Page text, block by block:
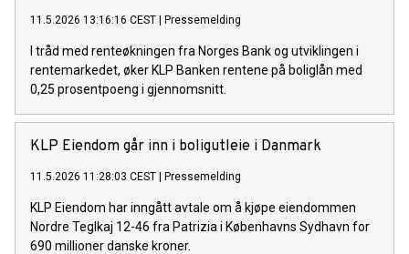
11.5.2026 13:16:16 CEST Pressemelding
I tråd med renteøkningen fra Norges Bank og utviklingen i
rentemarkedet, øker KLP Banken rentene på boliglån med
0,25 prosentpoeng i gjennomsnitt.
KLP Eiendom går inn i boligutleie i Danmark
11.5.2026 11:28:03 CEST Pressemelding
KLP Eiendom har inngått avtale om å kjøpe eiendommen
Nordre Teglkaj 12-46 fra Patrizia i Københavns Sydhavn for
690 millioner danske kroner.